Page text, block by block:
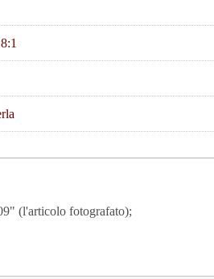
(l'articolo fotografato);